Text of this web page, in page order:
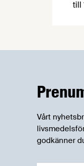
till
Vårt
godkänner